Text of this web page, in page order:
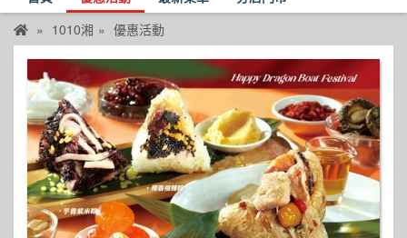
1010湘 優惠活動
折價卷
線上DM
找菜單
品牌總覽